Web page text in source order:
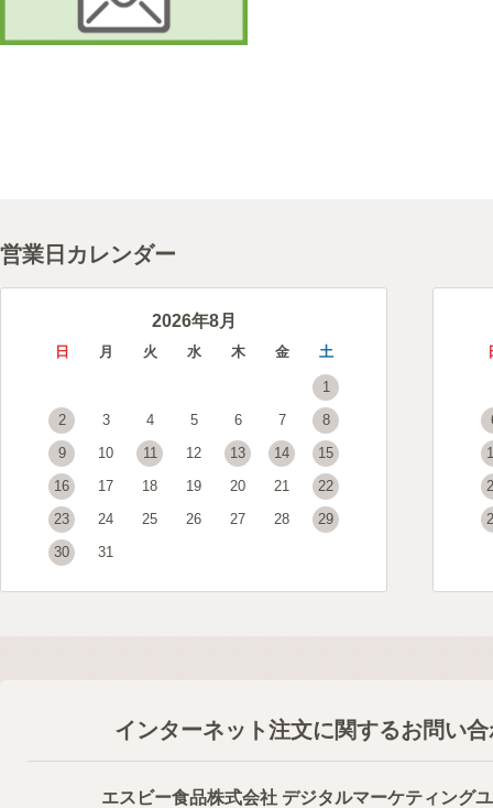
営業日カレンダー
2026年8月
日 月 火 水 木 金 土
1
2
3 4 5 6 7
8
9
10 11 12 13 14
15
16
17 18 19 20 21
22
23
24 25 26 27 28
29
30
31
インターネット注文に関するお問い
エスビー食品株式会社 デジタルマーケティング